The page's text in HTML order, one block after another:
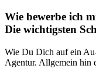
Wie bewerbe ich
Die wichtigsten
Wie Du Dich auf ein
Agentur. Allgemein hin